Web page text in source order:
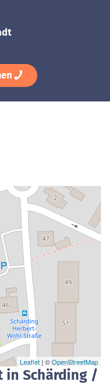
Leaflet | ©OpenStreetMap
in Schärding /